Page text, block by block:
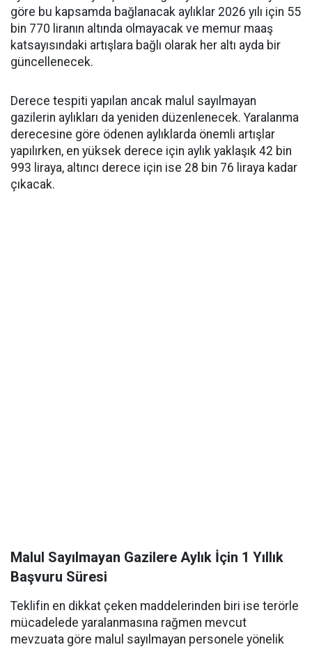
göre bu kapsamda bağlanacak aylıklar 2026 yılı için 55
bin 770 liranın altında olmayacak ve memur maaş
katsayısındaki artışlara bağlı olarak her altı ayda bir
güncellenecek.
Derece tespiti yapılan ancak malul sayılmayan
gazilerin aylıkları da yeniden düzenlenecek. Yaralanma
derecesine göre ödenen aylıklarda önemli artışlar
yapılırken, en yüksek derece için aylık yaklaşık 42 bin
993 liraya, altıncı derece için ise 28 bin 76 liraya kadar
çıkacak.
Malul Sayılmayan Gazilere Aylık İçin 1 Yıllık
Başvuru Süresi
Teklifin en dikkat çeken maddelerinden biri ise terörle
mücadelede yaralanmasına rağmen mevcut
mevzuata göre malul sayılmayan personele yönelik